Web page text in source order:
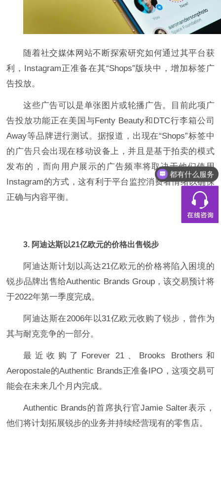
随着社交媒体网站不断探索研究如何通过其平台获
利，Instagram正准备在其“Shops”版块中，增加标签广
告投放。
这些广告可以是单张图片或轮播广告。目前此项广
告投放功能正在美国与Fenty Beauty和DTC行李箱公司
Away等品牌进行测试。据报道，出现在“Shops”标签中
的广告只会出现在移动设备上，并且是基于拍卖的模式
发布的，而向用户展示的广告频率将取决于他们使用
Instagram的方式，这有利于平台监控消费者情绪以确保
正确与内容平衡。
3. 阿迪达斯以21亿欧元的价格出售锐步
阿迪达斯计划以高达21亿欧元的价格将陷入困境的
锐步品牌出售给Authentic Brands Group，该交易预计将
于2022年第一季度完成。
阿迪达斯在2006年以31亿欧元收购了锐步，曾作为
其与耐克竞争的一部分。
最近收购了Forever 21、Brooks Brothers和
Aeropostale的Authentic Brands正准备IPO，这项交易可
能会在未来几个月内完成。
Authentic Brands的首席执行官Jamie Salter表示，
他们将计划拓展锐步的业务并持续经营现有的零售店。
都有什么服务